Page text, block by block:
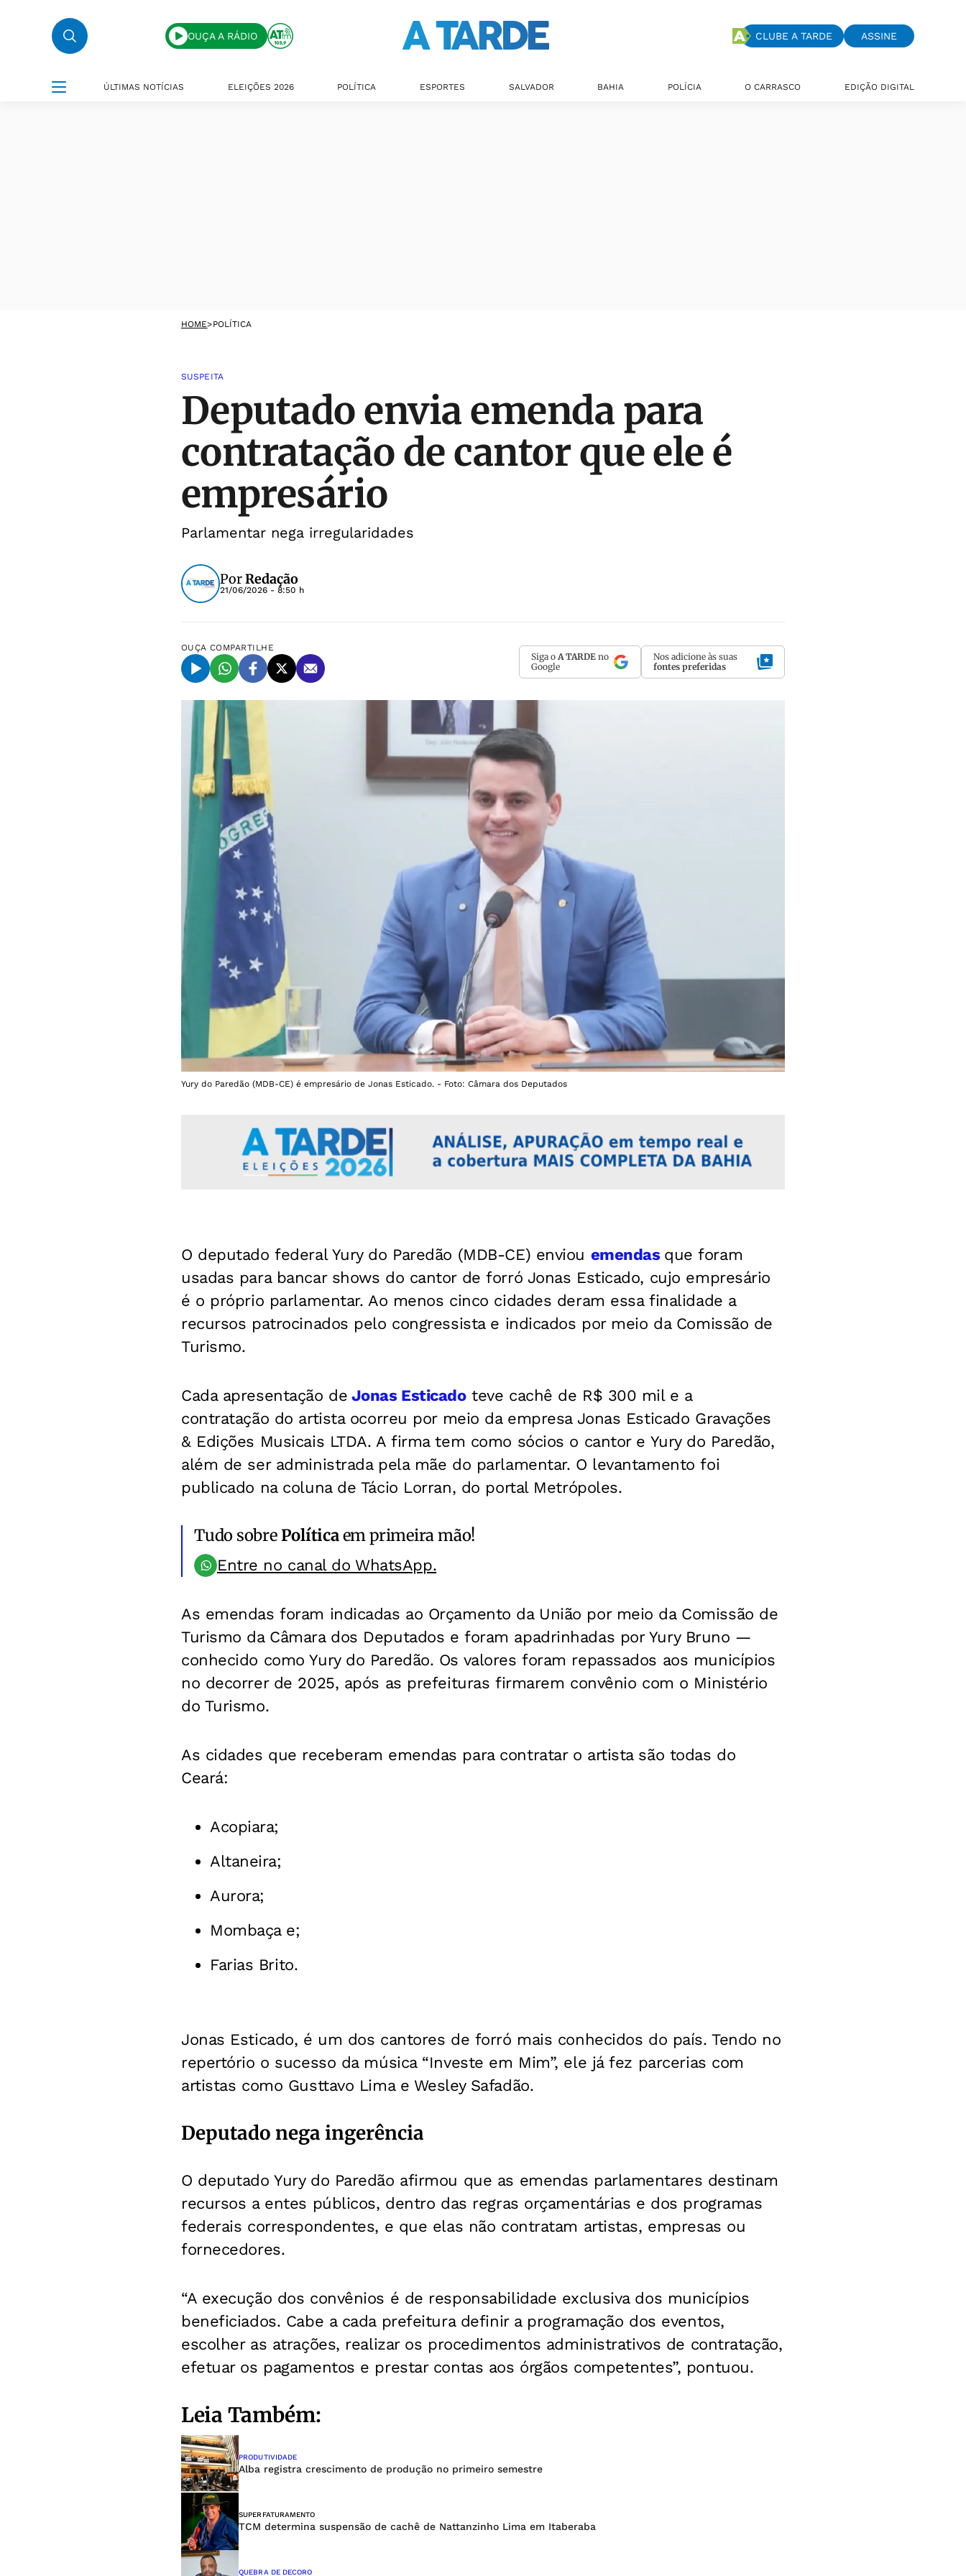
OUÇA A RÁDIO CLUBE A TARDE ASSINE
ÚLTIMAS NOTÍCIAS ELEIÇÕES 2026 POLÍTICA ESPORTES SALVADOR BAHIA POLÍCIA O CARRASCO EDIÇÃO DIGITAL
HOME>POLÍTICA
SUSPEITA
Deputado envia emenda para
contratação de cantor que ele é
empresário
Parlamentar nega irregularidades
PorRedação
21/06/2026 - 8:50 h
OUÇA COMPARTILHE
Siga o A TARDE no
Google
Nos adicione às suas
fontes preferidas
Yury do Paredão (MDB-CE) é empresário de Jonas Esticado. - Foto: Câmara dos Deputados
O deputado federal Yury do Paredão (MDB-CE) enviou emendas que foram
usadas para bancar shows do cantor de forró Jonas Esticado, cujo empresário
é o próprio parlamentar. Ao menos cinco cidades deram essa finalidade a
recursos patrocinados pelo congressista e indicados por meio da Comissão de
Turismo.
Cada apresentação de Jonas Esticadoteve cachê de R$ 300 mil e a
contratação do artista ocorreu por meio da empresa Jonas Esticado Gravações
& Edições Musicais LTDA. A firma tem como sócios o cantor e Yury do Paredão,
além de ser administrada pela mãe do parlamentar. O levantamento foi
publicado na coluna de Tácio Lorran, do portal Metrópoles.
Tudo sobrePolíticaem primeira mão!
Entre no canal do WhatsApp.
As emendas foram indicadas ao Orçamento da União por meio da Comissão de
Turismo da Câmara dos Deputados e foram apadrinhadas por Yury Bruno —
conhecido como Yury do Paredão. Os valores foram repassados aos municípios
no decorrer de 2025, após as prefeituras firmarem convênio com o Ministério
do Turismo.
As cidades que receberam emendas para contratar o artista são todas do
Ceará:
Acopiara;
Altaneira;
Aurora;
Mombaça e;
Farias Brito.
Jonas Esticado, é um dos cantores de forró mais conhecidos do país. Tendo no
repertório o sucesso da música “Investe em Mim”, ele já fez parcerias com
artistas como Gusttavo Lima e Wesley Safadão.
Deputado nega ingerência
O deputado Yury do Paredão afirmou que as emendas parlamentares destinam
recursos a entes públicos, dentro das regras orçamentárias e dos programas
federais correspondentes, e que elas não contratam artistas, empresas ou
fornecedores.
“A execução dos convênios é de responsabilidade exclusiva dos municípios
beneficiados. Cabe a cada prefeitura definir a programação dos eventos,
escolher as atrações, realizar os procedimentos administrativos de contratação,
efetuar os pagamentos e prestar contas aos órgãos competentes”, pontuou.
Leia Também:
PRODUTIVIDADE
Alba registra crescimento de produção no primeiro semestre
SUPERFATURAMENTO
TCM determina suspensão de cachê de Nattanzinho Lima em Itaberaba
QUEBRA DE DECORO